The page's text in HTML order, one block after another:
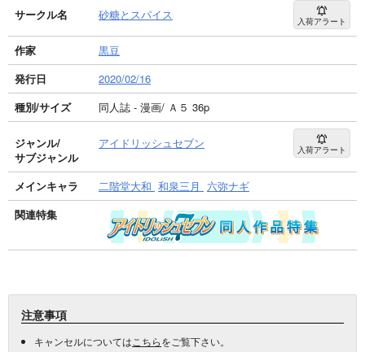
サークル名 砂糖とスパイス 入荷アラート
作家
黒豆
発行日
2020/02/16
種別/サイズ
同人誌 - 漫画/ Ａ５ 36p
ジャンル/
サブジャンル
アイドリッシュセブン 入荷アラート
メインキャラ 二階堂大和 和泉三月 六弥ナギ
関連特集
注意事項
キャンセルについては こちらをご覧下さい。